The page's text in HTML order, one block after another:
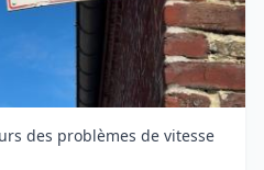
des problèmes de vitesse